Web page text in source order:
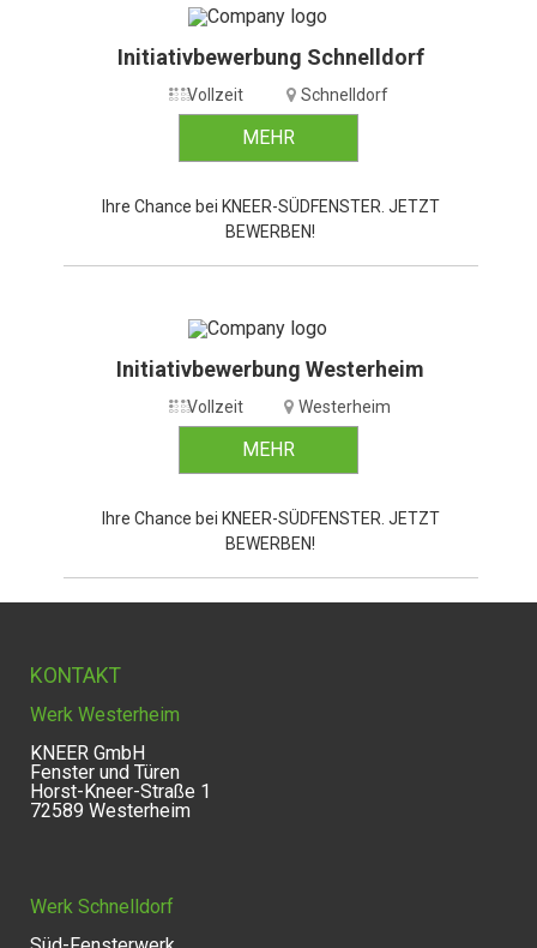
Initiativbewerbung Schnelldorf
Vollzeit Schnelldorf
MEHR
Ihre Chance bei KNEER-SÜDFENSTER. JETZT
BEWERBEN!
Initiativbewerbung Westerheim
Vollzeit Westerheim
MEHR
Ihre Chance bei KNEER-SÜDFENSTER. JETZT
BEWERBEN!
KONTAKT
Werk Westerheim
KNEER GmbH
Fenster und Türen
Horst-Kneer-Straße 1
72589 Westerheim
Werk Schnelldorf